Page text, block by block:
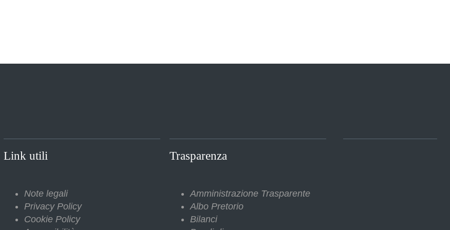
Link utili
Note legali
Privacy Policy
Cookie Policy
Trasparenza
Amministrazione Trasparente
Albo Pretorio
Bilanci